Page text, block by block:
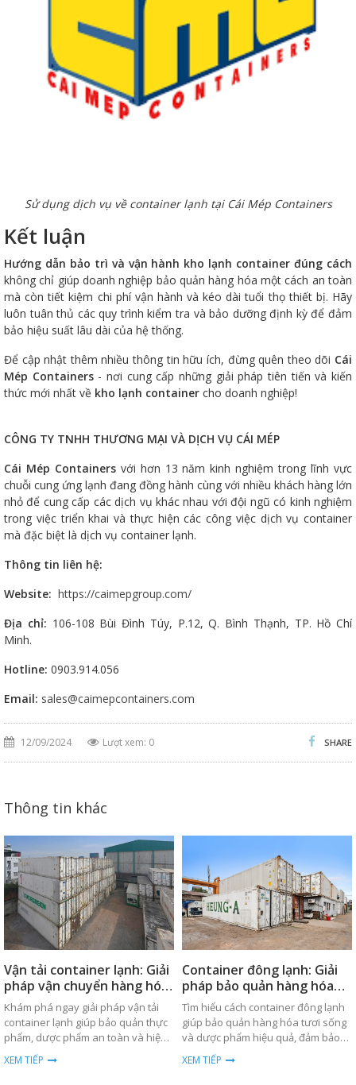
Sử dụng dịch vụ về container lạnh tại Cái Mép Containers
Kết luận
Hướng dẫn bảo trì và vận hành kho lạnh container đúng cách
không chỉ giúp doanh nghiệp bảo quản hàng hóa một cách an toàn
mà còn tiết kiệm chi phí vận hành và kéo dài tuổi thọ thiết bị. Hãy
luôn tuân thủ các quy trình kiểm tra và bảo dưỡng định kỳ để đảm
bảo hiệu suất lâu dài của hệ thống.
Để cập nhật thêm nhiều thông tin hữu ích, đừng quên theo dõi Cái
Mép Containers - nơi cung cấp những giải pháp tiên tiến và kiến
thức mới nhất về kho lạnh container cho doanh nghiệp!
CÔNG TY TNHH THƯƠNG MẠI VÀ DỊCH VỤ CÁI MÉP
Cái Mép Containers với hơn 13 năm kinh nghiệm trong lĩnh vực
chuỗi cung ứng lạnh đang đồng hành cùng với nhiều khách hàng lớn
nhỏ để cung cấp các dịch vụ khác nhau với đội ngũ có kinh nghiệm
trong việc triển khai và thực hiện các công việc dịch vụ container
mà đặc biệt là dịch vụ container lạnh.
Thông tin liên hệ:
Website: https://caimepgroup.com/
Địa chỉ: 106-108 Bùi Đình Túy, P.12, Q. Bình Thạnh, TP. Hồ Chí
Minh.
Hotline: 0903.914.056
Email: sales@caimepcontainers.com
12/09/2024 Lượt xem: 0 SHARE
Thông tin khác
Vận tải container lạnh: Giải
pháp vận chuyển hàng hóa
an toàn
Khám phá ngay giải pháp vận tải
container lạnh giúp bảo quản thực
phẩm, dược phẩm an toàn và hiệu
quả trong quá trình vận chuyển
toàn cầu.
XEM TIẾP
Container đông lạnh: Giải
pháp bảo quản hàng hóa
hiệu quả
Tìm hiểu cách container đông lạnh
giúp bảo quản hàng hóa tươi sống
và dược phẩm hiệu quả, đảm bảo
nhiệt độ ổn định trong suốt quá
trình vận chuyển.
XEM TIẾP